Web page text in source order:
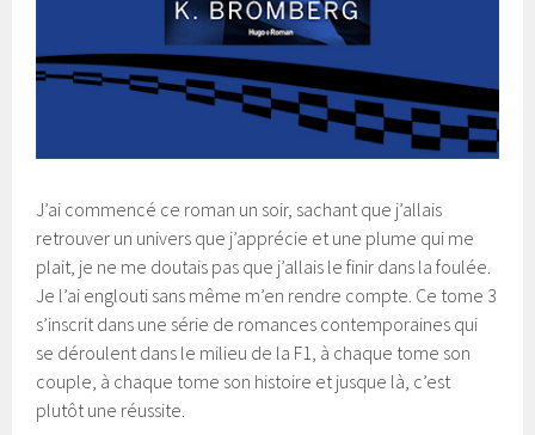
J’ai commencé ce roman un soir, sachant que j’allais
retrouver un univers que j’apprécie et une plume qui me
plait, je ne me doutais pas que j’allais le finir dans la foulée.
Je l’ai englouti sans même m’en rendre compte. Ce tome 3
s’inscrit dans une série de romances contemporaines qui
se déroulent dans le milieu de la F1, à chaque tome son
couple, à chaque tome son histoire et jusque là, c’est
plutôt une réussite.